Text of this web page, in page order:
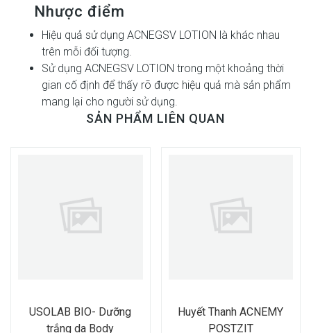
Nhược điểm
Hiệu quả sử dụng ACNEGSV LOTION là khác nhau
trên mỗi đối tượng.
Sử dụng ACNEGSV LOTION trong một khoảng thời
gian cố định để thấy rõ được hiệu quả mà sản phẩm
mang lại cho người sử dụng.
SẢN PHẨM LIÊN QUAN
USOLAB BIO- Dưỡng
trắng da Body
Huyết Thanh ACNEMY
POSTZIT